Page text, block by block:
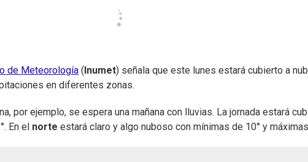
de Meteorología ( Inumet) señala que este lunes estará cubierto a
en diferentes zonas.
por ejemplo, se espera una mañana con lluvias. La jornada estará
En el norte estará claro y algo nuboso con mínimas de 10° y